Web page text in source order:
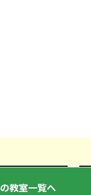
の教室一覧へ